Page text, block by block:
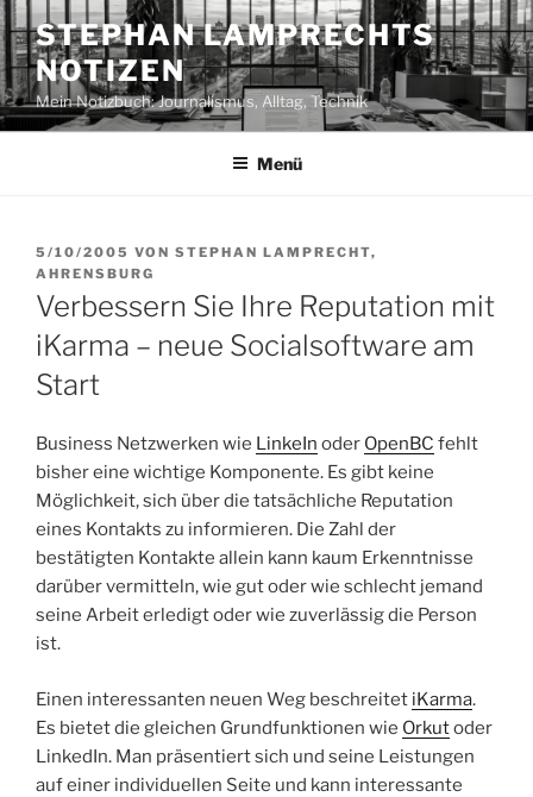
Zum
Inhalt
springen
STEPHAN LAMPRECHTS
NOTIZEN
Mein Notizbuch: Journalismus, Alltag, Technik
Menü
VERÖFFENTLICHT
AM
5/10/2005 VON STEPHAN LAMPRECHT,
AHRENSBURG
Verbessern Sie Ihre Reputation mit
iKarma – neue Socialsoftware am
Start
Business Netzwerken wie LinkeIn oder OpenBC fehlt
bisher eine wichtige Komponente. Es gibt keine
Möglichkeit, sich über die tatsächliche Reputation
eines Kontakts zu informieren. Die Zahl der
bestätigten Kontakte allein kann kaum Erkenntnisse
darüber vermitteln, wie gut oder wie schlecht jemand
seine Arbeit erledigt oder wie zuverlässig die Person
ist.
Einen interessanten neuen Weg beschreitet iKarma.
Es bietet die gleichen Grundfunktionen wie Orkutoder
LinkedIn. Man präsentiert sich und seine Leistungen
auf einer individuellen Seite und kann interessante